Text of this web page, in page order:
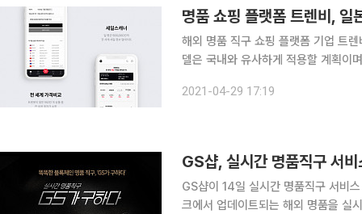
명품 쇼핑 플랫폼 트렌비, 일
해외 명품 직구 쇼핑 플랫폼 기업 트
델은 국내와 유사하게 적용할 계획이며,
어 국내 사업 모델과 동일하게 적용,
2021-04-29 17:19
GS샵, 실시간 명품직구 서
GS샵이 14일 실시간 명품직구 서비스 ‘GS가 구하
크에서 업데이트되는 해외 명품을 실